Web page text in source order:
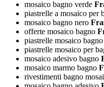
mosaico bagno verde
piastrelle a mosaico per
mosaico bagno nero
offerte mosaico bagno
piastrelle mosaico
piastrelle mosaico per
mosaico adesivo bagno
mosaico marmo bagno
rivestimenti bagno